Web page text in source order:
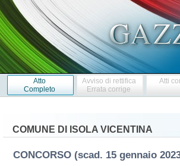
Atto
Completo
Avviso di rettifica
Errata corrige
Atti
COMUNE DI ISOLA VICENTINA
CONCORSO (scad. 15 gennaio